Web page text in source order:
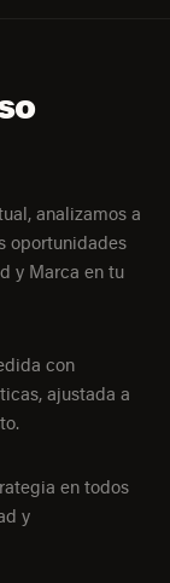
analizamos a
oportunidades
y Marca en tu
con
ajustada a
en todos
y